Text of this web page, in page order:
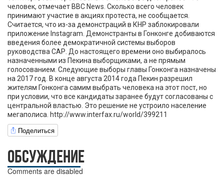
человек, отмечает BBC News. Сколько всего человек
принимают участие в акциях протеста, не сообщается.
Считается, что из-за демонстраций в КНР заблокировали
приложение Instagram. Демонстранты в Гонконге добиваются
введения более демократичной системы выборов
руководства САР. До настоящего времени оно выбиралось
назначенными из Пекина выборщиками, а не прямым
голосованием. Следующие выборы главы Гонконга назначены
на 2017 год. В конце августа 2014 года Пекин разрешил
жителям Гонконга самим выбрать человека на этот пост, но
при условии, что все кандидаты заранее будут согласованы с
центральной властью. Это решение не устроило население
мегаполиса. http://www.interfax.ru/world/399211
Поделиться
ОБСУЖДЕНИЕ
Comments are disabled